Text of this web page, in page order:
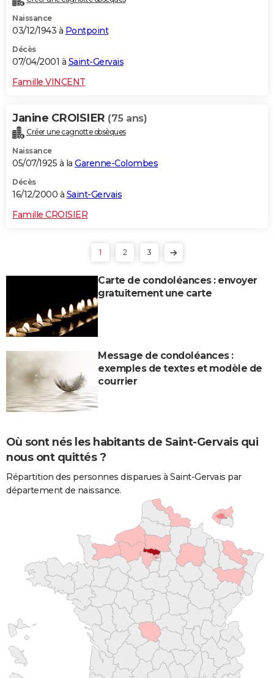
Naissance
03/12/1943 à Pontpoint
Décès
07/04/2001 à Saint-Gervais
Famille VINCENT
Janine CROISIER (75 ans)
Créer une cagnotte obsèques
Naissance
05/07/1925 à la Garenne-Colombes
Décès
16/12/2000 à Saint-Gervais
Famille CROISIER
1 2 3
Carte de condoléances : envoyer
gratuitement une carte
Message de condoléances :
exemples de textes et modèle de
courrier
Où sont nés les habitants de Saint-Gervais qui
nous ont quittés ?
Répartition des personnes disparues à Saint-Gervais par
département de naissance.